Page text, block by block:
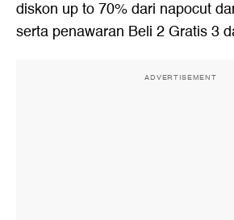
diskon up to 70% dari napocut
serta penawaran Beli 2 Gratis 3
ADVERTISEMENT